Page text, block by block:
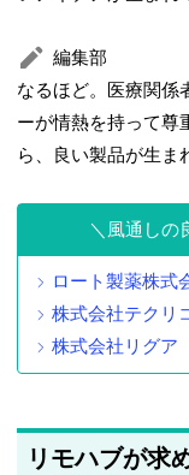
編集部
なるほど。医療関係
ーが情熱を持って尊
ら、良い製品が生ま
風通しの
ロート製薬株式
株式会社テクリ
株式会社リグア
リモハブが求